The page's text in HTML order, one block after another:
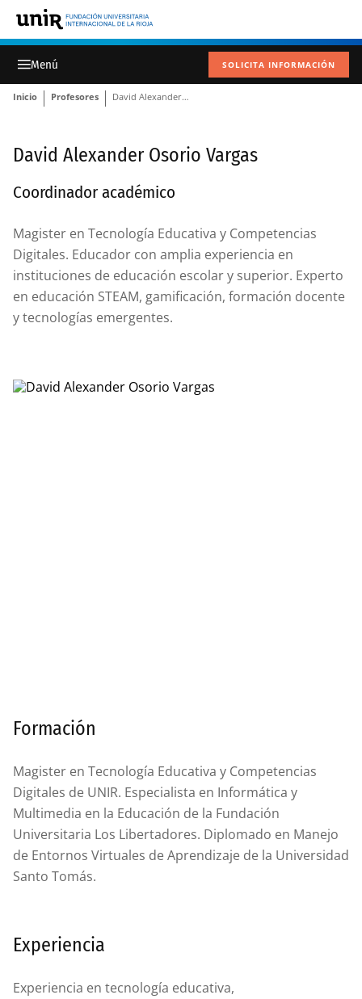
SOLICITA INFORMACIÓN
Inicio Profesores David Alexander Osorio Vargas
David Alexander Osorio Vargas
Coordinador académico
Magister en Tecnología Educativa y Competencias
Digitales. Educador con amplia experiencia en
instituciones de educación escolar y superior. Experto
en educación STEAM, gamificación, formación docente
y tecnologías emergentes.
Formación
Magister en Tecnología Educativa y Competencias
Digitales de UNIR. Especialista en Informática y
Multimedia en la Educación de la Fundación
Universitaria Los Libertadores. Diplomado en Manejo
de Entornos Virtuales de Aprendizaje de la Universidad
Santo Tomás.
Experiencia
Experiencia en tecnología educativa,